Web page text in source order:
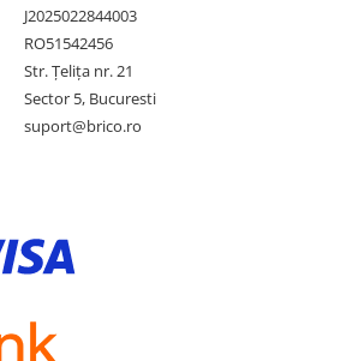
J2025022844003
RO51542456
Str. Țelița nr. 21
Sector 5, Bucuresti
suport@brico.ro